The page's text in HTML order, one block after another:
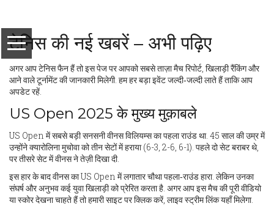
टेनिस की नई खबरें – अभी पढ़िए
अगर आप टेनिस फैन हैं तो इस पेज पर आपको सबसे ताज़ा मैच रिपोर्ट, खिलाड़ी रैंकिंग और
आने वाले टूर्नामेंट की जानकारी मिलेगी. हम हर बड़ा इवेंट जल्दी‑जल्दी लाते हैं ताकि आप
अपडेट रहें.
US Open 2025 के मुख्य मुक़ाबले
US Open में सबसे बड़ी सनसनी वीनस विलियम्स का पहला राउंड था. 45 साल की उम्र में
उन्होंने क्यारोलिना मुचोवा को तीन सेटों में हराया (6-3, 2-6, 6-1). पहले दो सेट बराबर थे,
पर तीसरे सेट में वीनस ने तेज़ी दिखा दी.
इस हार के बाद वीनस का US Open में लगातार चौथा पहला‑राउंड हारा. लेकिन उनका
संघर्ष और अनुभव कई युवा खिलाड़ी को प्रेरित करता है. अगर आप इस मैच की पूरी वीडियो
या स्कोर देखना चाहते हैं तो हमारी साइट पर क्लिक करें, लाइव स्ट्रीम लिंक यहाँ मिलेगा.